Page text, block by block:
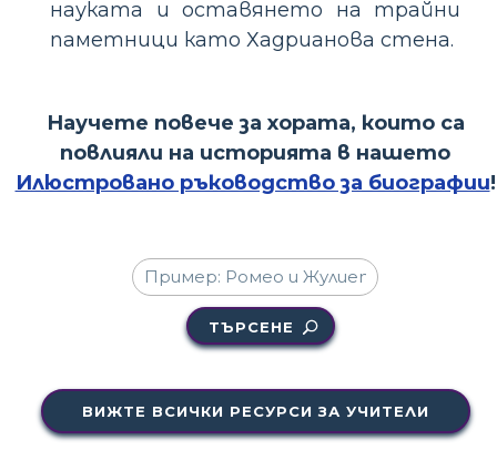
науката и оставянето на трайни
паметници като Хадрианова стена.
Научете повече за хората, които са
повлияли на историята в нашето
Илюстровано ръководство за биографии!
ТЪРСЕНЕ
ВИЖТЕ ВСИЧКИ РЕСУРСИ ЗА УЧИТЕЛИ